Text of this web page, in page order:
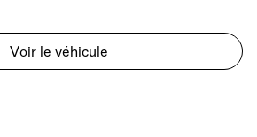
Voir le véhicule